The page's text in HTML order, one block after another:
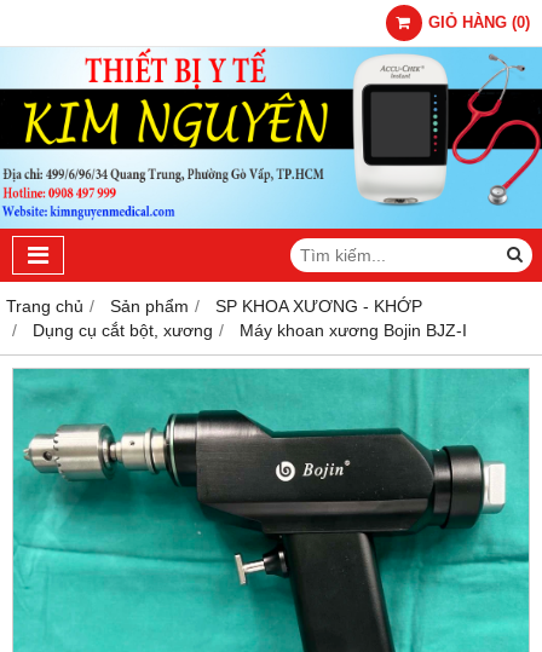
GIỎ HÀNG (0)
Trang chủ Sản phẩm
SP KHOA XƯƠNG - KHỚP
Dụng cụ cắt bột, xương
Máy khoan xương Bojin BJZ-I